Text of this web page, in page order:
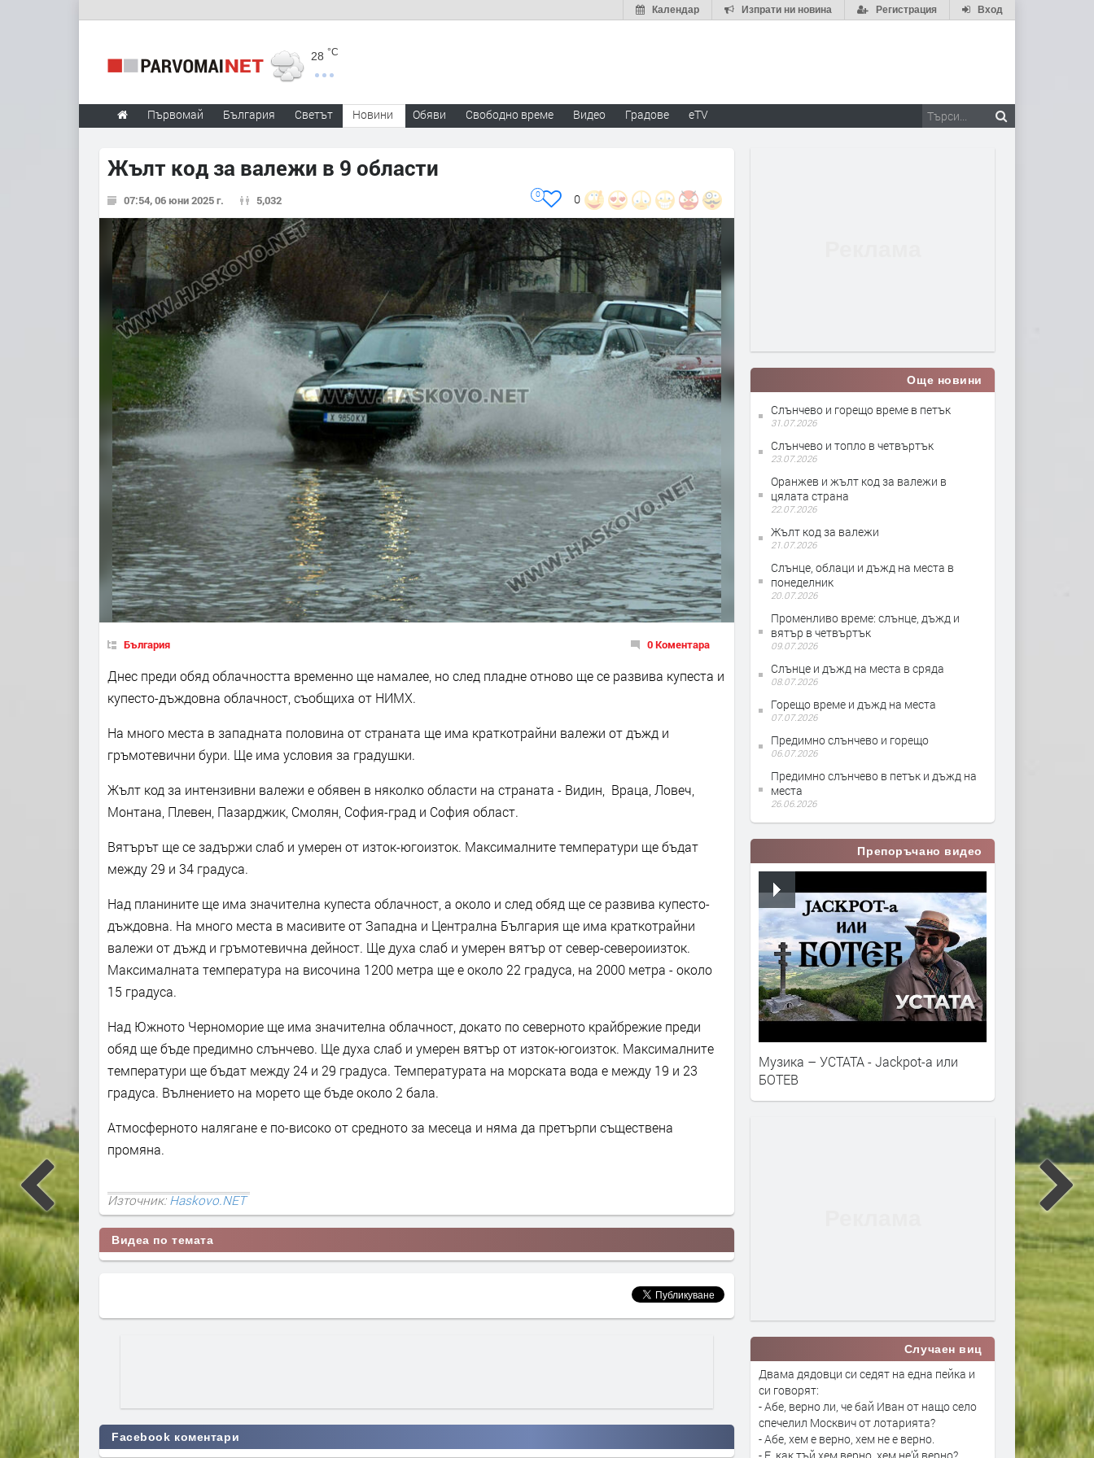
Вход
Регистрация
Изпрати ни новина
Календар
28 °C
Първомай България Светът Новини Обяви Свободно време Видео Градове eTV
Жълт код за валежи в 9 области
07:54, 06 юни 2025 г. 5,032 0
0
България 0 Коментара
Днес преди обяд облачността временно ще намалее, но след пладне отново ще се развива купеста и
купесто-дъждовна облачност, съобщиха от НИМХ.
На много места в западната половина от страната ще има краткотрайни валежи от дъжд и
гръмотевични бури. Ще има условия за градушки.
Жълт код за интензивни валежи е обявен в няколко области на страната - Видин, Враца, Ловеч,
Монтана, Плевен, Пазарджик, Смолян, София-град и София област.
Вятърът ще се задържи слаб и умерен от изток-югоизток. Максималните температури ще бъдат
между 29 и 34 градуса.
Над планините ще има значителна купеста облачност, а около и след обяд ще се развива купесто-
дъждовна. На много места в масивите от Западна и Централна България ще има краткотрайни
валежи от дъжд и гръмотевична дейност. Ще духа слаб и умерен вятър от север-североиизток.
Максималната температура на височина 1200 метра ще е около 22 градуса, на 2000 метра - около
15 градуса.
Над Южното Черноморие ще има значителна облачност, докато по северното крайбрежие преди
обяд ще бъде предимно слънчево. Ще духа слаб и умерен вятър от изток-югоизток. Максималните
температури ще бъдат между 24 и 29 градуса. Температурата на морската вода е между 19 и 23
градуса. Вълнението на морето ще бъде около 2 бала.
Атмосферното налягане е по-високо от средното за месеца и няма да претърпи съществена
промяна.
Източник:Haskovo.NET
Видеа по темата
Facebook коментари
Още новини
Слънчево и горещо време в петък
31.07.2026
Слънчево и топло в четвъртък
23.07.2026
Оранжев и жълт код за валежи в
цялата страна
22.07.2026
Жълт код за валежи
21.07.2026
Слънце, облаци и дъжд на места в
понеделник
20.07.2026
Променливо време: слънце, дъжд и
вятър в четвъртък
09.07.2026
Слънце и дъжд на места в сряда
08.07.2026
Горещо време и дъжд на места
07.07.2026
Предимно слънчево и горещо
06.07.2026
Предимно слънчево в петък и дъжд на
места
26.06.2026
Препоръчано видео
Музика – УСТАТА - Jackpot-a или
БОТЕВ
Случаен виц
Двама дядовци си седят на една пейка и
си говорят:
- Абе, верно ли, че бай Иван от нащо село
спечелил Москвич от лотарията?
- Абе, хем е верно, хем не е верно.
- Е, как тъй хем верно, хем не’й верно?